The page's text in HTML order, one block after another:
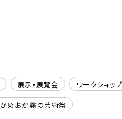
展示・展覧会 ワークショップ
かめおか霧の芸術祭